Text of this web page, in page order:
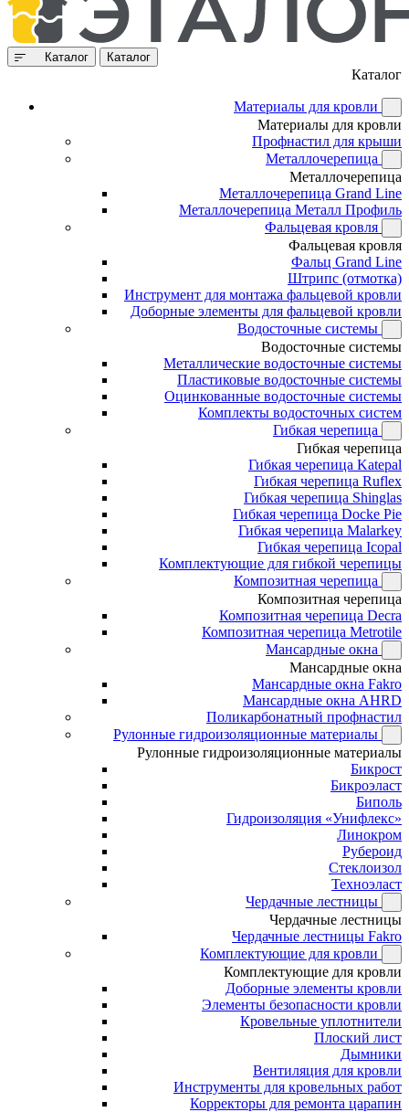
Каталог Каталог
Каталог
Материалы для кровли
Материалы для кровли
Профнастил для крыши
Металлочерепица
Металлочерепица
Металлочерепица Grand Line
Металлочерепица Металл Профиль
Фальцевая кровля
Фальцевая кровля
Фальц Grand Line
Штрипс (отмотка)
Инструмент для монтажа фальцевой кровли
Доборные элементы для фальцевой кровли
Водосточные системы
Водосточные системы
Металлические водосточные системы
Пластиковые водосточные системы
Оцинкованные водосточные системы
Комплекты водосточных систем
Гибкая черепица
Гибкая черепица
Гибкая черепица Katepal
Гибкая черепица Ruflex
Гибкая черепица Shinglas
Гибкая черепица Docke Pie
Гибкая черепица Malarkey
Гибкая черепица Icopal
Комплектующие для гибкой черепицы
Композитная черепица
Композитная черепица
Композитная черепица Decra
Композитная черепица Metrotile
Мансардные окна
Мансардные окна
Мансардные окна Fakro
Мансардные окна AHRD
Поликарбонатный профнастил
Рулонные гидроизоляционные материалы
Рулонные гидроизоляционные материалы
Бикрост
Бикроэласт
Биполь
Гидроизоляция «Унифлекс»
Линокром
Рубероид
Стеклоизол
Техноэласт
Чердачные лестницы
Чердачные лестницы
Чердачные лестницы Fakro
Комплектующие для кровли
Комплектующие для кровли
Доборные элементы кровли
Элементы безопасности кровли
Кровельные уплотнители
Плоский лист
Дымники
Вентиляция для кровли
Инструменты для кровельных работ
Корректоры для ремонта царапин